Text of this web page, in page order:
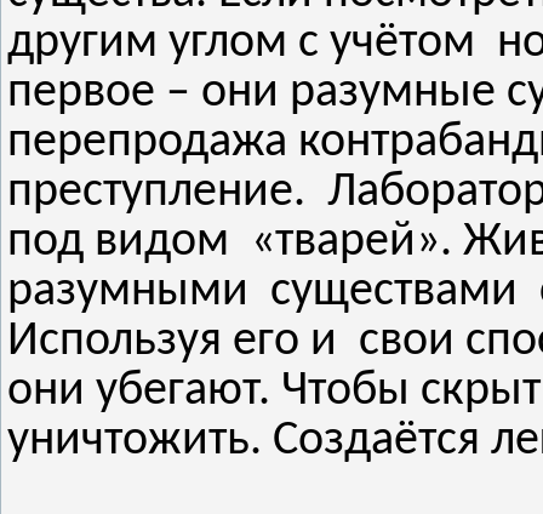
другим углом с учётом
первое – они разумные
перепродажа
преступление.
под видом «тварей».
разумными существами
Используя его и свои
они убегают. Чтобы
уничтожить. Создаётся